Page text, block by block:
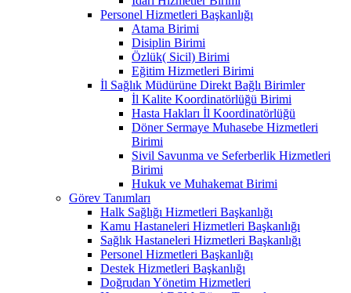
Personel Hizmetleri Başkanlığı
Atama Birimi
Disiplin Birimi
Özlük( Sicil) Birimi
Eğitim Hizmetleri Birimi
İl Sağlık Müdürüne Direkt Bağlı Birimler
İl Kalite Koordinatörlüğü Birimi
Hasta Hakları İl Koordinatörlüğü
Döner Sermaye Muhasebe Hizmetleri
Birimi
Sivil Savunma ve Seferberlik Hizmetleri
Birimi
Hukuk ve Muhakemat Birimi
Görev Tanımları
Halk Sağlığı Hizmetleri Başkanlığı
Kamu Hastaneleri Hizmetleri Başkanlığı
Sağlık Hastaneleri Hizmetleri Başkanlığı
Personel Hizmetleri Başkanlığı
Destek Hizmetleri Başkanlığı
Doğrudan Yönetim Hizmetleri